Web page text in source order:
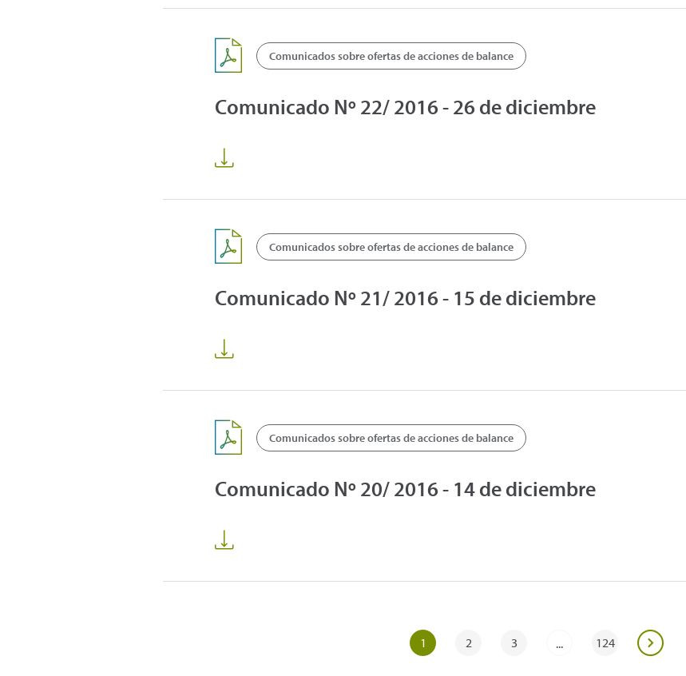
Comunicados sobre ofertas de acciones de balance
Comunicado Nº 22/ 2016 - 26 de diciembre
Comunicados sobre ofertas de acciones de balance
Comunicado Nº 21/ 2016 - 15 de diciembre
Comunicados sobre ofertas de acciones de balance
Comunicado Nº 20/ 2016 - 14 de diciembre
1 2 3 ... 124